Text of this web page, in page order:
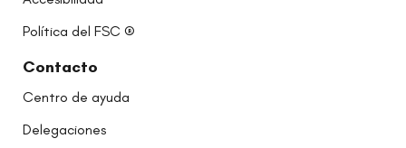
Política del FSC ®
Contacto
Centro de ayuda
Delegaciones